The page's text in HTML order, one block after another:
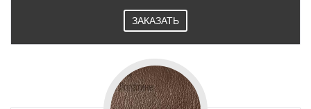
ЗАКАЗАТЬ